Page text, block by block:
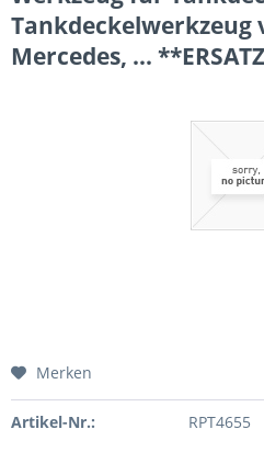
Tankdeckelwerkzeug
Mercedes, ...
Merken
Artikel-Nr.: RPT4655